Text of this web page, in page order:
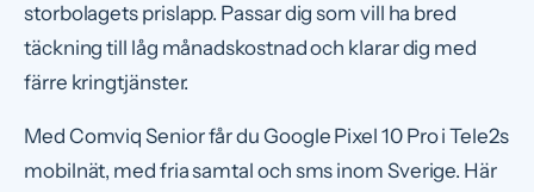
storbolagets prislapp. Passar dig som vill ha bred
täckning till låg månadskostnad och klarar dig med
färre kringtjänster.
Med Comviq Senior får du Google Pixel 10 Pro i Tele2s
mobilnät, med fria samtal och sms inom Sverige. Här